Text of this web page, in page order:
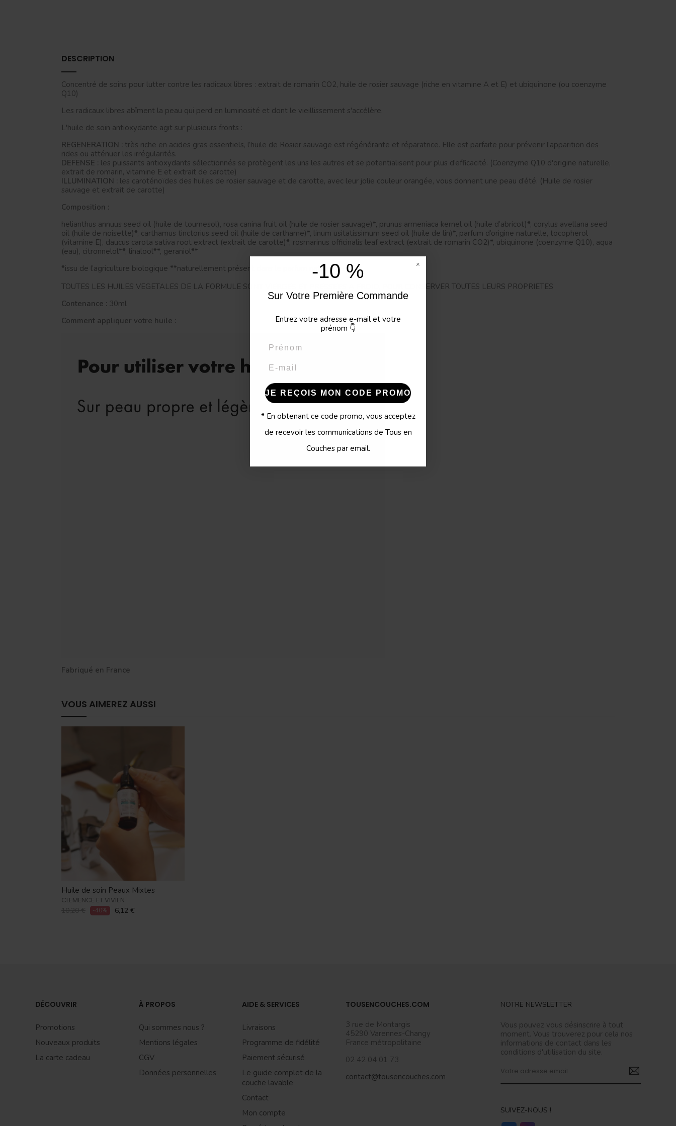
DESCRIPTION
Concentré de soins pour lutter contre les radicaux libres : extrait de romarin CO2, huile de rosier sauvage (riche en vitamine A et E) et ubiquinone (ou coenzyme
Q10)
Les radicaux libres abîment la peau qui perd en luminosité et dont le vieillissement s'accélère.
L'huile de soin antioxydante agit sur plusieurs fronts :
REGENERATION : très riche en acides gras essentiels, l’huile de Rosier sauvage est régénérante et réparatrice. Elle est parfaite pour prévenir l’apparition des
rides ou atténuer les irrégularités.
DEFENSE : les puissants antioxydants sélectionnés se protègent les uns les autres et se potentialisent pour plus d’efficacité. (Coenzyme Q10 d'origine naturelle,
extrait de romarin, vitamine E et extrait de carotte)
ILLUMINATION : les caroténoïdes des huiles de rosier sauvage et de carotte, avec leur jolie couleur orangée, vous donnent une peau d’été. (Huile de rosier
sauvage et extrait de carotte)
Composition :
helianthus annuus seed oil (huile de tournesol), rosa canina fruit oil (huile de rosier sauvage)*, prunus armeniaca kernel oil (huile d’abricot)*, corylus avellana seed
oil (huile de noisette)*, carthamus tinctorius seed oil (huile de carthame)*, linum usitatissimum seed oil (huile de lin)*, parfum d’origine naturelle, tocopherol
(vitamine E), daucus carota sativa root extract (extrait de carotte)*, rosmarinus officinalis leaf extract (extrait de romarin CO2)*, ubiquinone (coenzyme Q10), aqua
(eau), citronnelol**, linalool**, geraniol**
*issu de l’agriculture biologique **naturellement présent dans le parfum naturel
TOUTES LES HUILES VEGETALES DE LA FORMULE SONT VIERGES ET PRESSEES A FROID, POUR CONSERVER TOUTES LEURS PROPRIETES
Contenance : 30ml
Comment appliquer votre huile :
Fabriqué en France
VOUS AIMEREZ AUSSI
Huile de soin Peaux Mixtes
CLEMENCE ET VIVIEN
-40% 6,12 €
DÉCOUVRIR
Promotions
Nouveaux produits
La carte cadeau
À PROPOS
Qui sommes nous ?
Mentions légales
CGV
Données personnelles
AIDE & SERVICES
Livraisons
Programme de fidélité
Paiement sécurisé
Le guide complet de la
couche lavable
Contact
Mon compte
TOUSENCOUCHES.COM
3 rue de Montargis
45290 Varennes-Changy
France métropolitaine
02 42 04 01 73
contact@tousencouches.com
NOTRE NEWSLETTER
Vous pouvez vous désinscrire à tout
moment. Vous trouverez pour cela nos
informations de contact dans les
conditions d'utilisation du site.
SUIVEZ-NOUS !
-10 %
Sur Votre Première Commande
Entrez votre adresse e-mail et votre
prénom 👇
JE REÇOIS MON CODE PROMO
* En obtenant ce code promo, vous acceptez
de recevoir les communications de Tous en
Couches par email.